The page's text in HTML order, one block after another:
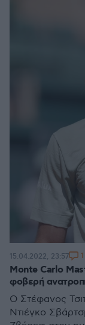
Monte Carlo
φοβερή
Ο Στέφανος
Ντιέγκο
15.04.2022, 23:57 1